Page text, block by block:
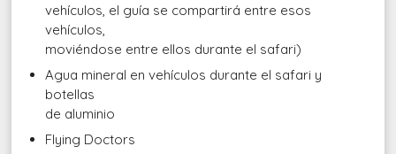
vehículos, el guía se compartirá entre esos
vehículos,
moviéndose entre ellos durante el safari)
Agua mineral en vehículos durante el safari y
botellas
de aluminio
Flying Doctors